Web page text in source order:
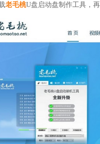
老毛桃U盘启动盘制作工具，